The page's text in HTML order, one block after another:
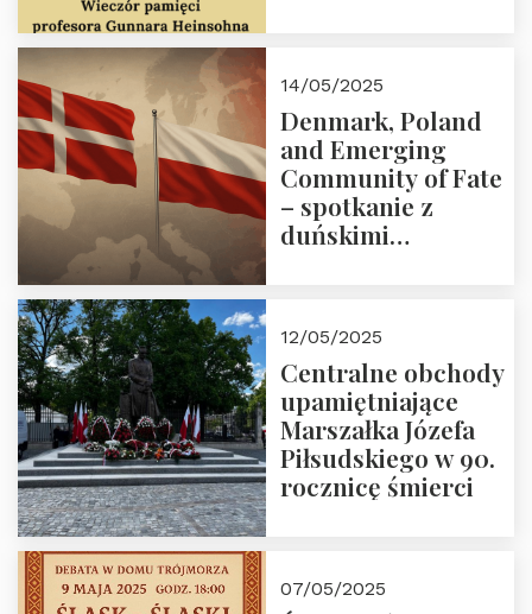
14/05/2025
Denmark, Poland
and Emerging
Community of Fate
– spotkanie z
duńskimi
12/05/2025
Centralne obchody
upamiętniające
Marszałka Józefa
Piłsudskiego w 90.
rocznicę śmierci
07/05/2025